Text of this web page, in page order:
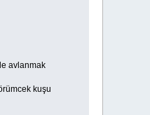
avlanmak
kuşu